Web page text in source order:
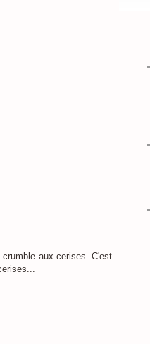
aux cerises. C'est